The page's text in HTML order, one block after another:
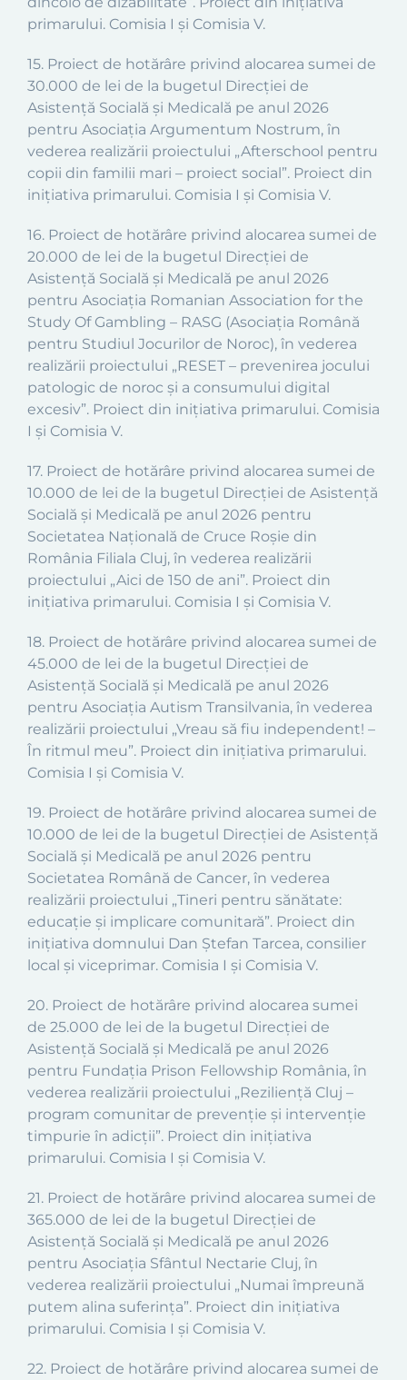
primarului. Comisia I și Comisia V.
15. Proiect de hotărâre privind alocarea sumei de
30.000 de lei de la bugetul Direcției de
Asistență Socială și Medicală pe anul 2026
pentru Asociația Argumentum Nostrum, în
vederea realizării proiectului „Afterschool pentru
copii din familii mari – proiect social”. Proiect din
inițiativa primarului. Comisia I și Comisia V.
16. Proiect de hotărâre privind alocarea sumei de
20.000 de lei de la bugetul Direcției de
Asistență Socială și Medicală pe anul 2026
pentru Asociația Romanian Association for the
Study Of Gambling – RASG (Asociația Română
pentru Studiul Jocurilor de Noroc), în vederea
realizării proiectului „RESET – prevenirea jocului
patologic de noroc și a consumului digital
excesiv”. Proiect din inițiativa primarului. Comisia
I și Comisia V.
17. Proiect de hotărâre privind alocarea sumei de
10.000 de lei de la bugetul Direcției de Asistență
Socială și Medicală pe anul 2026 pentru
Societatea Națională de Cruce Roșie din
România Filiala Cluj, în vederea realizării
proiectului „Aici de 150 de ani”. Proiect din
inițiativa primarului. Comisia I și Comisia V.
18. Proiect de hotărâre privind alocarea sumei de
45.000 de lei de la bugetul Direcției de
Asistență Socială și Medicală pe anul 2026
pentru Asociația Autism Transilvania, în vederea
realizării proiectului „Vreau să fiu independent! –
În ritmul meu”. Proiect din inițiativa primarului.
Comisia I și Comisia V.
19. Proiect de hotărâre privind alocarea sumei de
10.000 de lei de la bugetul Direcției de Asistență
Socială și Medicală pe anul 2026 pentru
Societatea Română de Cancer, în vederea
realizării proiectului „Tineri pentru sănătate:
educație și implicare comunitară”. Proiect din
inițiativa domnului Dan Ștefan Tarcea, consilier
local și viceprimar. Comisia I și Comisia V.
20. Proiect de hotărâre privind alocarea sumei
de 25.000 de lei de la bugetul Direcției de
Asistență Socială și Medicală pe anul 2026
pentru Fundația Prison Fellowship România, în
vederea realizării proiectului „Reziliență Cluj –
program comunitar de prevenție și intervenție
timpurie în adicții”. Proiect din inițiativa
primarului. Comisia I și Comisia V.
21. Proiect de hotărâre privind alocarea sumei de
365.000 de lei de la bugetul Direcției de
Asistență Socială și Medicală pe anul 2026
pentru Asociația Sfântul Nectarie Cluj, în
vederea realizării proiectului „Numai împreună
putem alina suferința”. Proiect din inițiativa
primarului. Comisia I și Comisia V.
22. Proiect de hotărâre privind alocarea sumei de